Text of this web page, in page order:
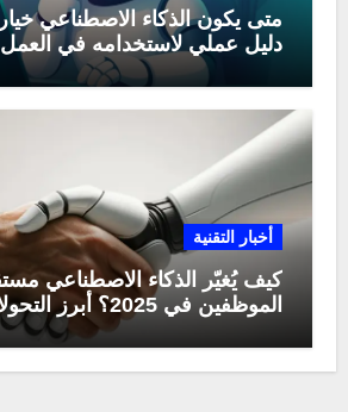
متى يكون الذكاء الاصطناعي
دليل عملي لاستخدامه في العمل
أخبار التقنية
كيف يُغيّر الذكاء الاصطناعي
الموظفين في 2025؟ أبرز التحولات المهنية